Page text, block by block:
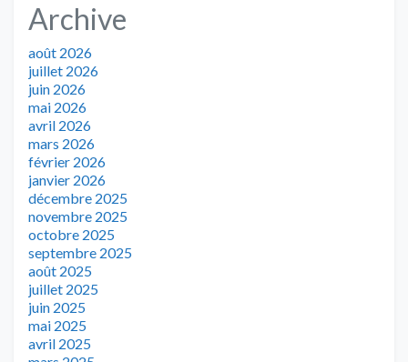
Archive
août 2026
juillet 2026
juin 2026
mai 2026
avril 2026
mars 2026
février 2026
janvier 2026
décembre 2025
novembre 2025
octobre 2025
septembre 2025
août 2025
juillet 2025
juin 2025
mai 2025
avril 2025